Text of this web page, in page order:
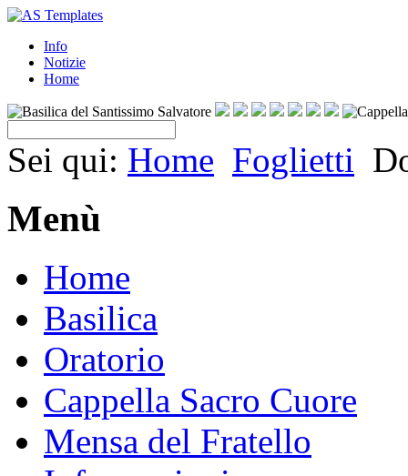
Info
Notizie
Home
Sei qui: Home Foglietti
Menù
Home
Basilica
Oratorio
Cappella Sacro Cuore
Mensa del Fratello